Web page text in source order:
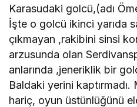
Karasudaki golcü,(adı
İşte o golcü ikinci yarıda
çıkmayan ,rakibini sinsi
arzusunda olan
anlarında ,jeneriklik bir
Baldaki yerini
hariç, oyun üstünlüğünü